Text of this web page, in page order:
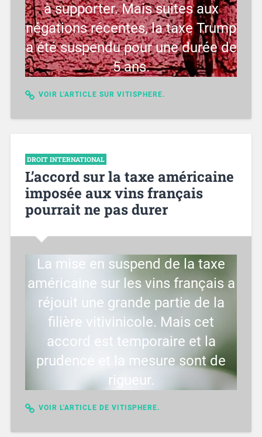
à supporter. Mais suites aux
négations récentes, la taxe Trump
a été suspendu pour une durée de
5 ans.
VOIR L'ARTICLE SUR VITISPHERE.
DROIT INTERNATIONAL
L’accord sur la taxe américaine
imposée aux vins français
pourrait ne pas durer
La mise en suspend de la taxe
américaine sur les vins français a
réjouit une grande partie de la
filière vitivinicole. Mais cet
accord est temporaire et la
prudence et la mesure sont de
rigueur.
VOIR L'ARTICLE DE VITISPHERE.